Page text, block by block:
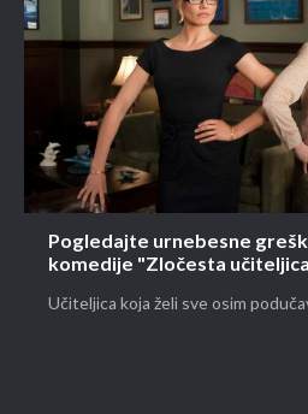
Pogledajte urnebesne
komedije "Zločesta
Učiteljica koja želi sve osim